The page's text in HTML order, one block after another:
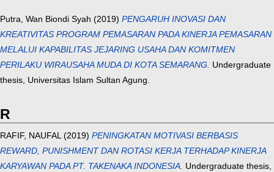
Putra, Wan Biondi Syah (2019) PENGARUH INOVASI DAN
KREATIVITAS PROGRAM PEMASARAN PADA KINERJA PEMASARAN
MELALUI KAPABILITAS JEJARING USAHA DAN KOMITMEN
PERILAKU WIRAUSAHA MUDA DI KOTA SEMARANG. Undergraduate
thesis, Universitas Islam Sultan Agung.
R
RAFIF, NAUFAL(2019) PENINGKATAN MOTIVASI BERBASIS
REWARD, PUNISHMENT DAN ROTASI KERJA TERHADAP KINERJA
KARYAWAN PADA PT. TAKENAKA INDONESIA. Undergraduate thesis,